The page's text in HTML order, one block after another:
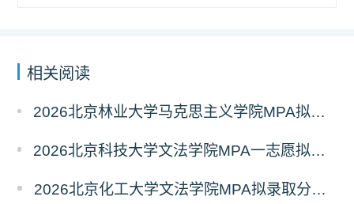
相关阅读
2026北京林业大学马克思主义学院MPA拟录取分析解读
2026北京科技大学文法学院MPA一志愿拟录取分析解读
2026北京化工大学文法学院MPA拟录取分析解读